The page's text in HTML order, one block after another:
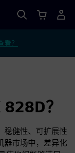
看？
？
稳健性、可扩展性
器市场中，差异化